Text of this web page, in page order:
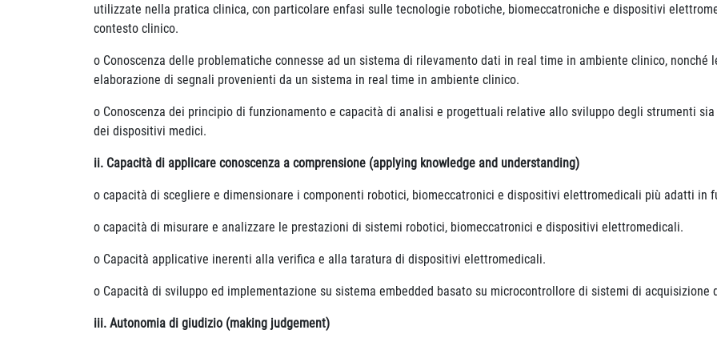
utilizzate nella pratica clinica, con particolare enfasi sulle tecnologie robotiche, biomeccatroniche e dispositivi
contesto clinico.
o Conoscenza delle problematiche connesse ad un sistema di rilevamento dati in real time in ambiente clinico,
elaborazione di segnali provenienti da un sistema in real time in ambiente clinico.
o Conoscenza dei principio di funzionamento e capacità di analisi e progettuali relative allo sviluppo degli strumenti
dei dispositivi medici.
ii. Capacità di applicare conoscenza a comprensione (applying knowledge and understanding)
o capacità di scegliere e dimensionare i componenti robotici, biomeccatronici e dispositivi elettromedicali più adatti in
o capacità di misurare e analizzare le prestazioni di sistemi robotici, biomeccatronici e dispositivi elettromedicali.
o Capacità applicative inerenti alla verifica e alla taratura di dispositivi elettromedicali.
o Capacità di sviluppo ed implementazione su sistema embedded basato su microcontrollore di sistemi di
iii. Autonomia di giudizio (making judgement)